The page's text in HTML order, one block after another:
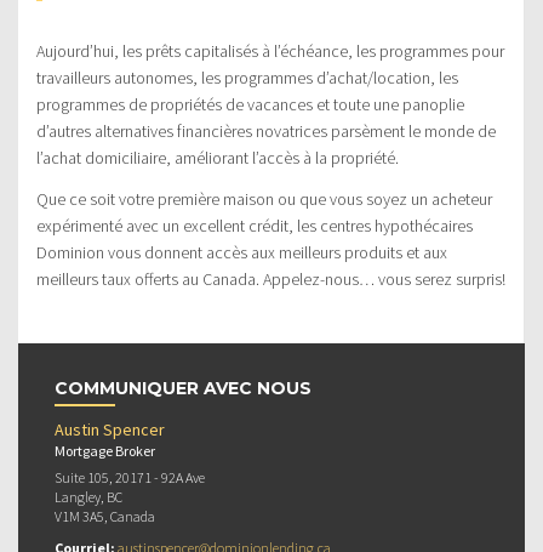
Aujourd’hui, les prêts capitalisés à l’échéance, les programmes pour
travailleurs autonomes, les programmes d’achat/location, les
programmes de propriétés de vacances et toute une panoplie
d’autres alternatives financières novatrices parsèment le monde de
l’achat domiciliaire, améliorant l’accès à la propriété.
Que ce soit votre première maison ou que vous soyez un acheteur
expérimenté avec un excellent crédit, les centres hypothécaires
Dominion vous donnent accès aux meilleurs produits et aux
meilleurs taux offerts au Canada. Appelez-nous… vous serez surpris!
COMMUNIQUER AVEC NOUS
Austin Spencer
Mortgage Broker
Suite 105, 20171 - 92A Ave
Langley, BC
V1M 3A5, Canada
Courriel: austinspencer@dominionlending.ca